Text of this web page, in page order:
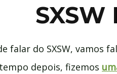
SXSW
falar do SXSW, vamos
depois, fizemos